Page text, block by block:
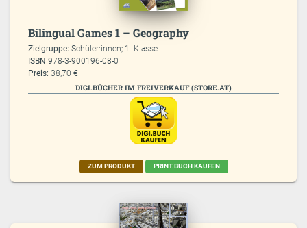
Bilingual Games 1 – Geography
Zielgruppe:Schüler:innen; 1. Klasse
ISBN978-3-900196-08-0
Preis: 38,70 €
DIGI.BÜCHER IM FREIVERKAUF (STORE.AT)
ZUM PRODUKT PRINT.BUCH KAUFEN